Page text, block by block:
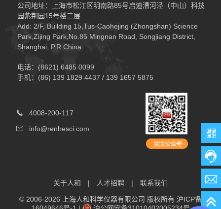
公司地址：上海市松江区明南路85号启迪漕河泾（中山）科技
园紫荆园15号楼二层
Add: 2/F, Building 15,Tus-Caohejing (Zhongshan) Science
Park,Zijing Park,No.85 Mingnan Road, Songjiang District,
Shanghai, P.R.China
电话：(8621) 6485 0099
手机：(86) 139 1829 4437 / 139 1657 5875
4008-200-117
info@renhesci.com
关于人和 | 人才招聘 | 联系我们
© 2006-2026 上海人和科学仪器有限公司 版权所有 沪ICP备